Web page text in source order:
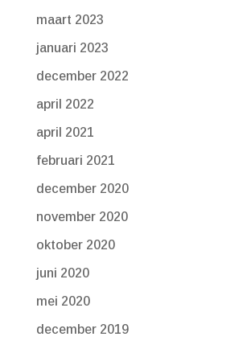
maart 2023
januari 2023
december 2022
april 2022
april 2021
februari 2021
december 2020
november 2020
oktober 2020
juni 2020
mei 2020
december 2019